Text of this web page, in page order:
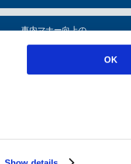
OK
車内マナー向上の
ィアポリシー